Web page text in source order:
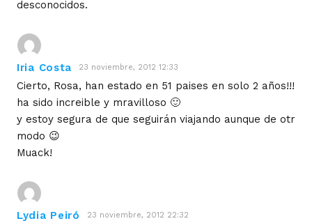
desconocidos.
Iria Costa 23 noviembre, 2012 12:33
Cierto, Rosa, han estado en 51 paises en solo 2 años!!!
ha sido increible y mravilloso 🙂
y estoy segura de que seguirán viajando aunque de otr
modo 😉
Muack!
Lydia Peiró 23 noviembre, 2012 22:32